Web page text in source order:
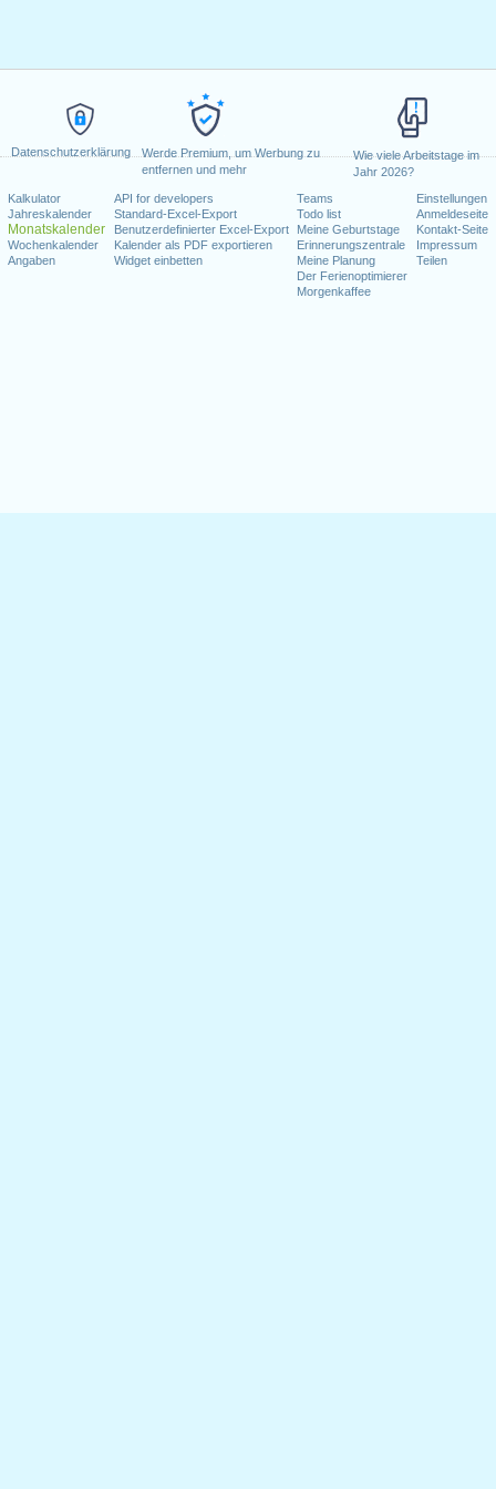
Datenschutzerklärung
Werde Premium, um Werbung zu
entfernen und mehr
Wie viele Arbeitstage im
Jahr 2026?
Kalkulator
Jahreskalender
Monatskalender
Wochenkalender
Angaben
API for developers
Standard-Excel-Export
Benutzerdefinierter Excel-Export
Kalender als PDF exportieren
Widget einbetten
Teams
Todo list
Meine Geburtstage
Erinnerungszentrale
Meine Planung
Der Ferienoptimierer
Morgenkaffee
Einstellungen
Anmeldeseite
Kontakt-Seite
Impressum
Teilen